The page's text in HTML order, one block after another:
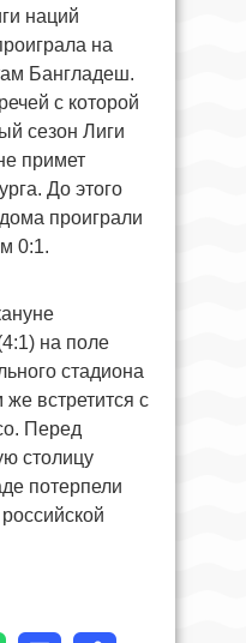
наций
на
Бангладеш.
с которой
сезон Лиги
примет
До этого
проиграли
0:1.
на поле
стадиона
встретится с
Перед
столицу
потерпели